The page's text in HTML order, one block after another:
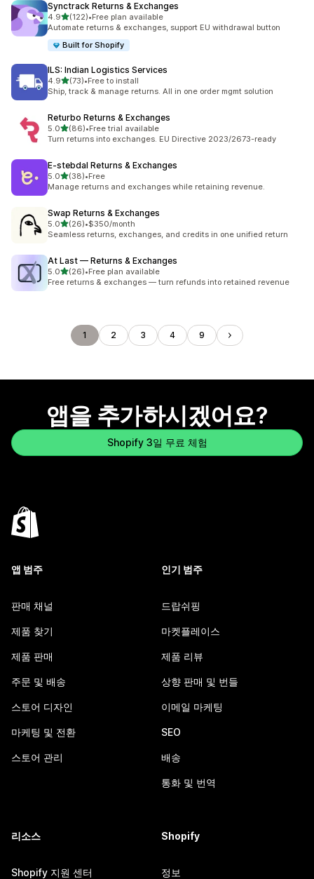
Synctrack Returns & Exchanges
4.9별 5개 중
(122)
총 리뷰 122개
•Free plan available
Automate returns & exchanges, support EU withdrawal button
Built for Shopify
ILS: Indian Logistics Services
4.9별 5개 중
(73)
총 리뷰 73개
•Free to install
Ship, track & manage returns. All in one order mgmt solution
Returbo Returns & Exchanges
5.0별 5개 중
(86)
총 리뷰 86개
•Free trial available
Turn returns into exchanges. EU Directive 2023/2673-ready
E‑stebdal Returns & Exchanges
5.0별 5개 중
(38)
총 리뷰 38개
•Free
Manage returns and exchanges while retaining revenue.
Swap Returns & Exchanges
5.0별 5개 중
(26)
총 리뷰 26개
•$350/month
Seamless returns, exchanges, and credits in one unified return
At Last — Returns & Exchanges
5.0별 5개 중
(26)
총 리뷰 26개
•Free plan available
Free returns & exchanges — turn refunds into retained revenue
1 2 3 4 9
앱을 추가하시겠어요?
Shopify 3일 무료 체험
앱 범주
판매 채널
제품 찾기
제품 판매
주문 및 배송
스토어 디자인
마케팅 및 전환
스토어 관리
인기 범주
드랍쉬핑
마켓플레이스
제품 리뷰
상향 판매 및 번들
이메일 마케팅
SEO
배송
통화 및 번역
리소스
Shopify 지원 센터
Shopify
정보